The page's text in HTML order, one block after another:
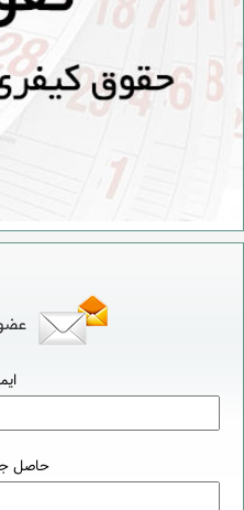
حاصل جمع